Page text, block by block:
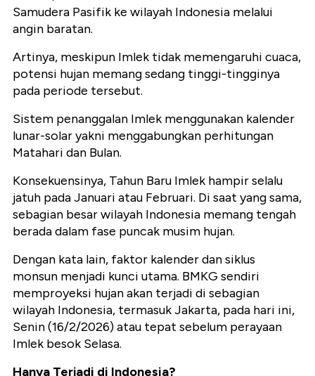
Samudera Pasifik ke wilayah Indonesia melalui
angin baratan.
Artinya, meskipun Imlek tidak memengaruhi cuaca,
potensi hujan memang sedang tinggi-tingginya
pada periode tersebut.
Sistem penanggalan Imlek menggunakan kalender
lunar-solar yakni menggabungkan perhitungan
Matahari dan Bulan.
Konsekuensinya, Tahun Baru Imlek hampir selalu
jatuh pada Januari atau Februari. Di saat yang sama,
sebagian besar wilayah Indonesia memang tengah
berada dalam fase puncak musim hujan.
Dengan kata lain, faktor kalender dan siklus
monsun menjadi kunci utama. BMKG sendiri
memproyeksi hujan akan terjadi di sebagian
wilayah Indonesia, termasuk Jakarta, pada hari ini,
Senin (16/2/2026) atau tepat sebelum perayaan
Imlek besok Selasa.
Hanya Terjadi di Indonesia?